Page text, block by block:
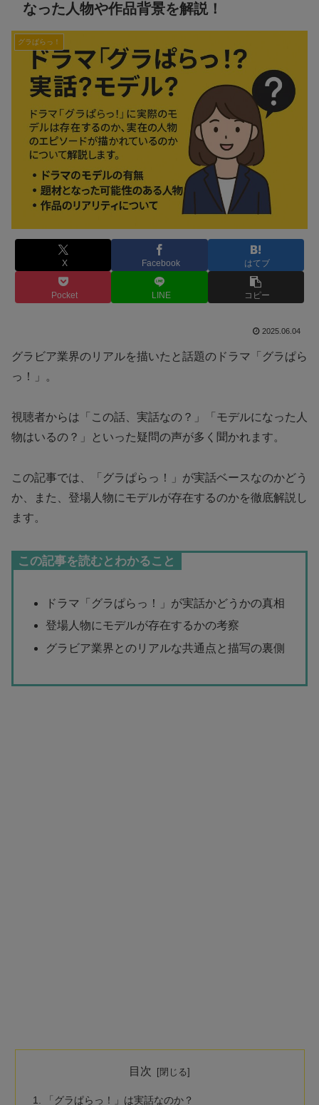
なった人物や作品背景を解説！
グラぱらっ！
X Facebook はてブ
Pocket LINE コピー
2025.06.04
グラビア業界のリアルを描いたと話題のドラマ「グラぱら
っ！」。
視聴者からは「この話、実話なの？」「モデルになった人
物はいるの？」といった疑問の声が多く聞かれます。
この記事では、「グラぱらっ！」が実話ベースなのかどう
か、また、登場人物にモデルが存在するのかを徹底解説し
ます。
この記事を読むとわかること
ドラマ「グラぱらっ！」が実話かどうかの真相
登場人物にモデルが存在するかの考察
グラビア業界とのリアルな共通点と描写の裏側
目次
「グラぱらっ！」は実話なのか？